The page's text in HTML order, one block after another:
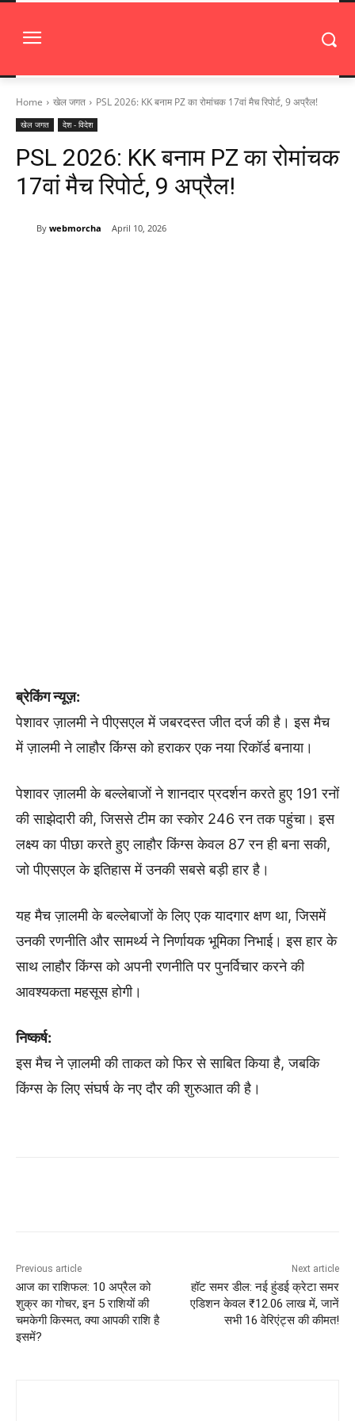
Home खेल जगत PSL 2026: KK बनाम PZ का रोमांचक 17वां मैच रिपोर्ट, 9 अप्रैल!
खेल जगत देश - विदेश
PSL 2026: KK बनाम PZ का रोमांचक
17वां मैच रिपोर्ट, 9 अप्रैल!
By webmorcha April 10, 2026
ब्रेकिंग न्यूज़:
पेशावर ज़ालमी ने पीएसएल में जबरदस्त जीत दर्ज की है। इस मैच
में ज़ालमी ने लाहौर किंग्स को हराकर एक नया रिकॉर्ड बनाया।
पेशावर ज़ालमी के बल्लेबाजों ने शानदार प्रदर्शन करते हुए 191 रनों
की साझेदारी की, जिससे टीम का स्कोर 246 रन तक पहुंचा। इस
लक्ष्य का पीछा करते हुए लाहौर किंग्स केवल 87 रन ही बना सकी,
जो पीएसएल के इतिहास में उनकी सबसे बड़ी हार है।
यह मैच ज़ालमी के बल्लेबाजों के लिए एक यादगार क्षण था, जिसमें
उनकी रणनीति और सामर्थ्य ने निर्णायक भूमिका निभाई। इस हार के
साथ लाहौर किंग्स को अपनी रणनीति पर पुनर्विचार करने की
आवश्यकता महसूस होगी।
निष्कर्ष:
इस मैच ने ज़ालमी की ताकत को फिर से साबित किया है, जबकि
किंग्स के लिए संघर्ष के नए दौर की शुरुआत की है।
Previous article
आज का राशिफल: 10 अप्रैल को
शुक्र का गोचर, इन 5 राशियों की
चमकेगी किस्मत, क्या आपकी राशि है
इसमें?
Next article
हॉट समर डील: नई हुंडई क्रेटा समर
एडिशन केवल ₹12.06 लाख में, जानें
सभी 16 वेरिएंट्स की कीमत!